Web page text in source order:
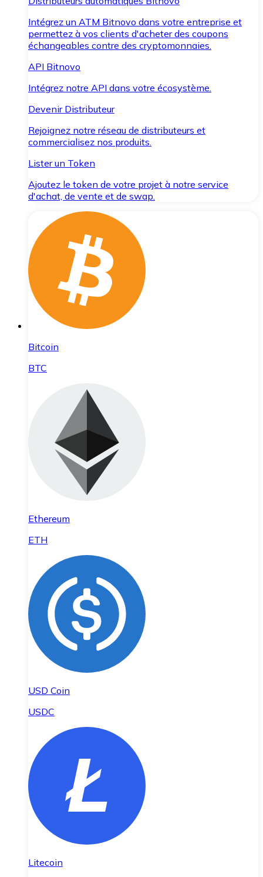
Intégrez un ATM Bitnovo dans votre entreprise et
permettez à vos clients d'acheter des coupons
échangeables contre des cryptomonnaies.
API Bitnovo
Intégrez notre API dans votre écosystème.
Devenir Distributeur
Rejoignez notre réseau de distributeurs et
commercialisez nos produits.
Lister un Token
Ajoutez le token de votre projet à notre service
d'achat, de vente et de swap.
Bitcoin
BTC
Ethereum
ETH
USD Coin
USDC
Litecoin